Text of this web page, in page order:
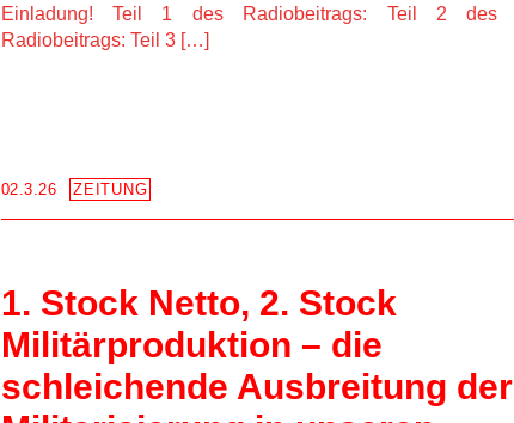
Einladung! Teil 1 des Radiobeitrags: Teil 2 des
Radiobeitrags: Teil 3 […]
02.3.26 ZEITUNG
1. Stock Netto, 2. Stock
Militärproduktion – die
schleichende Ausbreitung der